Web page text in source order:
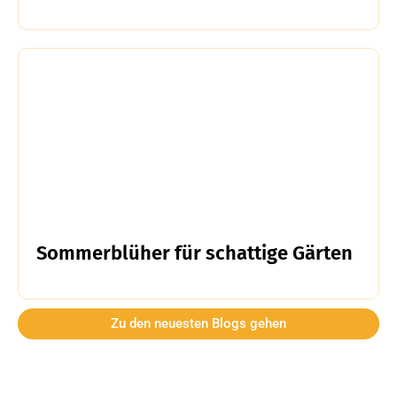
Sommerblüher für schattige Gärten
Zu den neuesten Blogs gehen